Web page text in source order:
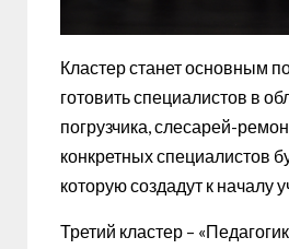
Кластер станет основным
готовить специалистов в
погрузчика, слесарей-
конкретных специалистов
которую создадут к началу
Третий кластер –